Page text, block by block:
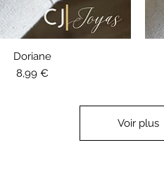
Aperçu rapide
Doriane
Prix
8,99 €
Voir plus